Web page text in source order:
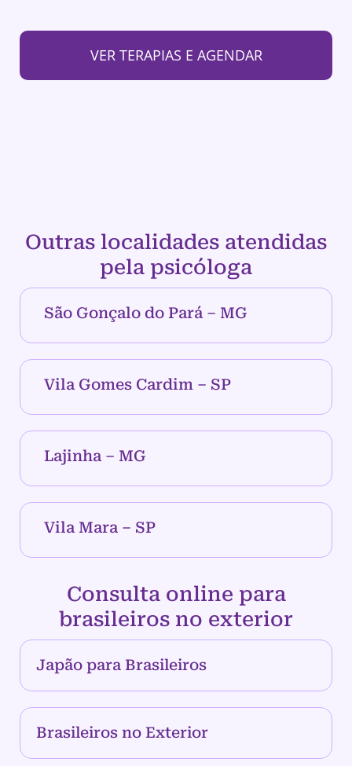
VER TERAPIAS E AGENDAR
Outras localidades atendidas
pela psicóloga
São Gonçalo do Pará – MG
Vila Gomes Cardim – SP
Lajinha – MG
Vila Mara – SP
Consulta online para
brasileiros no exterior
Japão para Brasileiros
Brasileiros no Exterior